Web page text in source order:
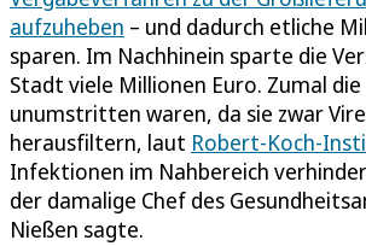
aufzuheben – und dadurch etliche
sparen. Im Nachhinein sparte die
Stadt viele Millionen Euro. Zumal
unumstritten waren, da sie zwar
herausfiltern, laut Robert-Koch-
Infektionen im Nahbereich
der damalige Chef des
Nießen sagte.